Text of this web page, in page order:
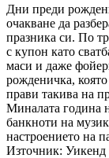
Дни преди
очакване да
празника си. По
с купон като
маси и даже
рожденичка,
прави такива на
Миналата година
банкноти на
настроението на
Източник: Уикенд